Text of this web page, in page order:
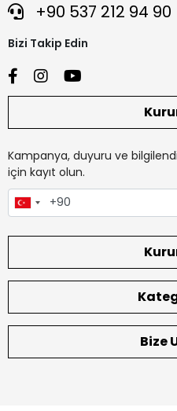
+90 537 212 94 90
Bizi Takip Edin
Kampanya, duyuru ve
için kayıt olun.
Bize